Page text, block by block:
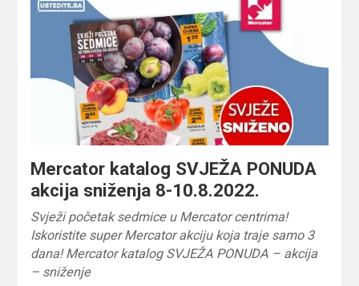
Mercator katalog SVJEŽA PONUDA
akcija sniženja 8-10.8.2022.
Svježi početak sedmice u Mercator centrima!
Iskoristite super Mercator akciju koja traje samo 3
dana! Mercator katalog SVJEŽA PONUDA – akcija
– sniženje